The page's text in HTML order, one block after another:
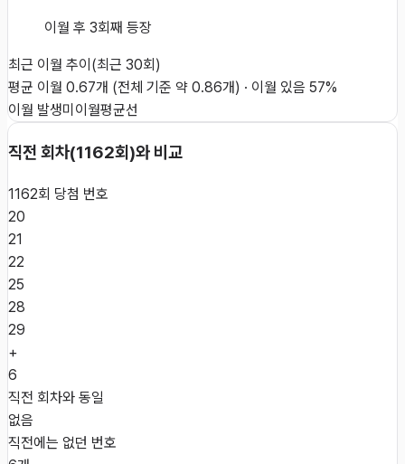
이월 후 3회째 등장
최근 이월 추이 (최근 30회)
평균 이월 0.67개 (전체 기준 약 0.86개) · 이월 있음 57%
이월 발생미이월평균선
직전 회차(1162회)와 비교
1162회 당첨 번호
20
21
22
25
28
29
+
6
직전 회차와 동일
없음
직전에는 없던 번호